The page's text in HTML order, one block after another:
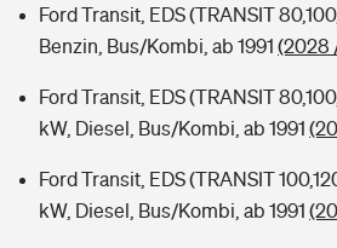
Ford Transit, EDS (TRANSIT
Benzin, Bus/Kombi, ab 1991 (2028
Ford Transit, EDS (TRANSIT
kW, Diesel, Bus/Kombi, ab 1991
Ford Transit, EDS (TRANSIT
kW, Diesel, Bus/Kombi, ab 1991